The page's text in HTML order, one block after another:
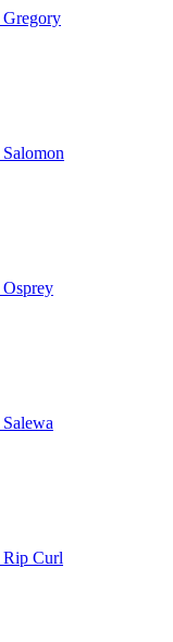
Gregory
Salomon
Osprey
Salewa
Rip Curl